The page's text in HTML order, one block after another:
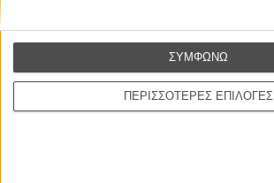
ΠΕΡΙΣΣΟΤΕΡΕΣ ΕΠΙΛΟΓΕΣ
ΣΥΜΦΩΝΩ